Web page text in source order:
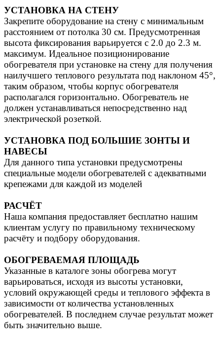
УСТАНОВКА НА СТЕНУ
Закрепите оборудование на стену с минимальным
расстоянием от потолка 30 cм. Предусмотренная
высота фиксирования варьируется с 2.0 до 2.3 м.
максимум. Идеальное позиционирование
обогревателя при установке на стену для получения
наилучшего теплового результата под наклоном 45°,
таким образом, чтобы корпус обогревателя
располагался горизонтально. Обогреватель не
должен устанавливаться непосредственно над
электрической розеткой.
УСТАНОВКА ПОД БОЛЬШИЕ ЗОНТЫ И
НАВЕСЫ
Для данного типа установки предусмотрены
специальные модели обогревателей с адекватными
крепежами для каждой из моделей
РАСЧЁТ
Наша компания предоставляет бесплатно нашим
клиентам услугу по правильному техническому
расчёту и подбору оборудования.
ОБОГРЕВАЕМАЯ ПЛОЩАДЬ
Указанные в каталоге зоны обогрева могут
варьироваться, исходя из высоты установки,
условий окружающей среды и теплового эффекта в
зависимости от количества установленных
обогревателей. В последнем случае результат может
быть значительно выше.